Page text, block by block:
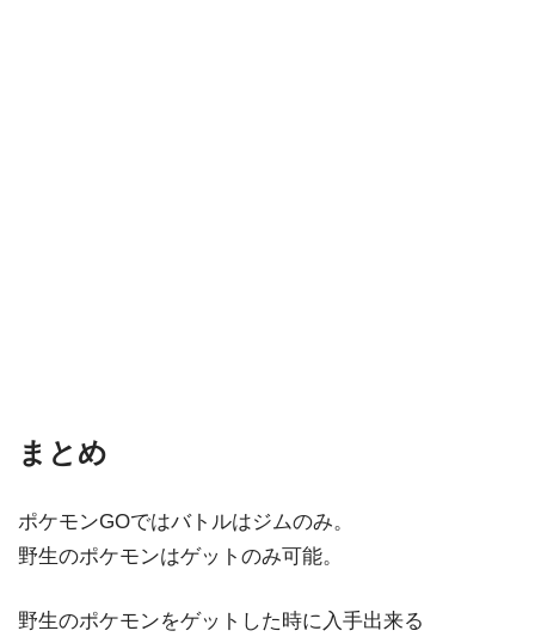
まとめ
ポケモンGOではバトルはジムのみ。
野生のポケモンはゲットのみ可能。
野生のポケモンをゲットした時に入手出来る